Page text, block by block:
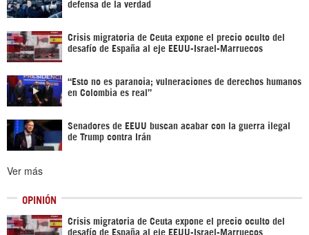
defensa de la verdad
Crisis migratoria de Ceuta expone el precio oculto del
desafío de España al eje EEUU-Israel-Marruecos
“Esto no es paranoia; vulneraciones de derechos humanos
en Colombia es real”
Senadores de EEUU buscan acabar con la guerra ilegal
de Trump contra Irán
Ver más
OPINIÓN
Crisis migratoria de Ceuta expone el precio oculto del
desafío de España al eje EEUU-Israel-Marruecos